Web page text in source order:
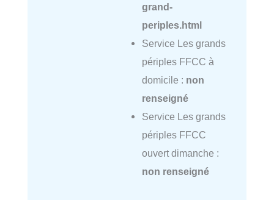
grand-
periples.html
Service Les grands
périples FFCC à
domicile : non
renseigné
Service Les grands
périples FFCC
ouvert dimanche :
non renseigné